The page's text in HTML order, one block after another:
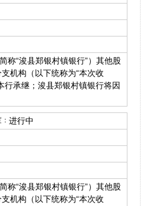
称“浚县郑银村镇银行”）其他股
机构（以下统称为“本次收
行承继；浚县郑银村镇银行将因
进行中
称“浚县郑银村镇银行”）其他股
机构（以下统称为“本次收